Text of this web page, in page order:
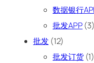
数据银行
批发APP(3)
批发(12)
批发订货(1)